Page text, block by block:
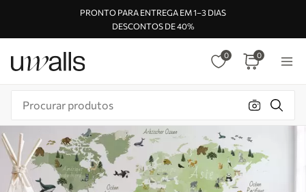
PRONTO PARA ENTREGA EM 1–3 DIAS
DESCONTOS DE 40%
0 0